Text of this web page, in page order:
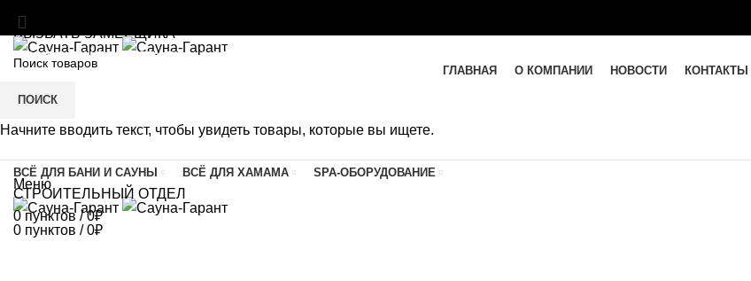
ВЫЗВАТЬ ЗАМЕРЩИКА
SAUNA-GARANT@YANDEX.RU
C 9:00 ДО 21:00
ГЛАВНАЯ
О КОМПАНИИ НОВОСТИ КОНТАКТЫ
Меню
0 пунктов / 0₽
ВСЁ ДЛЯ БАНИ И САУНЫ ВСЁ ДЛЯ ХАМАМА SPA-ОБОРУДОВАНИЕ
СТРОИТЕЛЬНЫЙ ОТДЕЛ
0пунктов / 0₽
ПОИСК
Начните вводить текст, чтобы увидеть товары, которые вы ищете.